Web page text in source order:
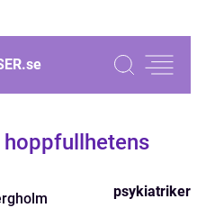
se
psykiatriker